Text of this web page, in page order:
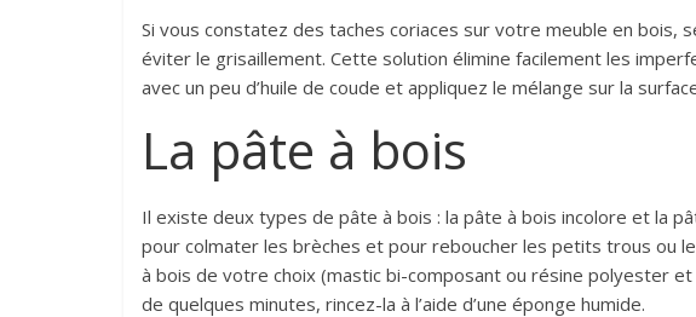
Si vous constatez des taches coriaces sur votre meuble en bois,
éviter le grisaillement. Cette solution élimine facilement les
avec un peu d’huile de coude et appliquez le mélange sur la
La pâte à bois
Il existe deux types de pâte à bois : la pâte à bois incolore et la
pour colmater les brèches et pour reboucher les petits trous ou
à bois de votre choix (mastic bi-composant ou résine polyester
de quelques minutes, rincez-la à l’aide d’une éponge humide.